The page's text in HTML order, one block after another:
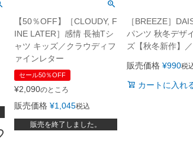
【50％OFF】［CLOUDY, F
INE LATER］感情 長袖Tシ
ャツ キッズ／クラウディフ
ァインレター
セール50％OFF
¥2,090のところ
販売価格 ¥1,045税込
販売を終了しました。
［BREEZE］
パンツ 秋冬デザ
ズ【秋冬新作】
販売価格 ¥990税
カートに入れ